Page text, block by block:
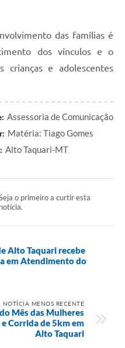
das famílias é
dos vínculos e o
crianças e adolescentes
Assessoria de Comunicação
Matéria: Tiago Gomes
Alto Taquari-MT
o primeiro a curtir esta
notícia.
Alto Taquari recebe
em Atendimento do
NOTÍCIA MENOS RECENTE
Mês das Mulheres
Corrida de 5km em
Alto Taquari